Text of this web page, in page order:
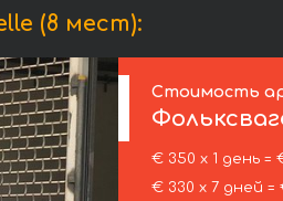
(8 мест):
Стоимость
€ 350 х 1 день =
€ 330 х 7 дней =